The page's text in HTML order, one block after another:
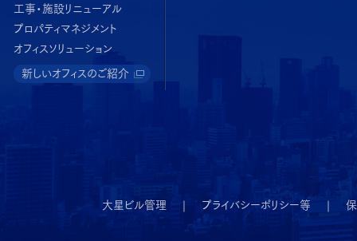
工事・施設リニューアル
プロパティマネジメント
オフィスソリューション
新しいオフィスのご紹介
大星ビル管理 プライバシーポリシー等